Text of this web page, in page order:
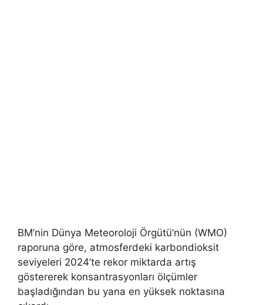
BM’nin Dünya Meteoroloji Örgütü’nün (WMO)
raporuna göre, atmosferdeki karbondioksit
seviyeleri 2024’te rekor miktarda artış
göstererek konsantrasyonları ölçümler
başladığından bu yana en yüksek noktasına